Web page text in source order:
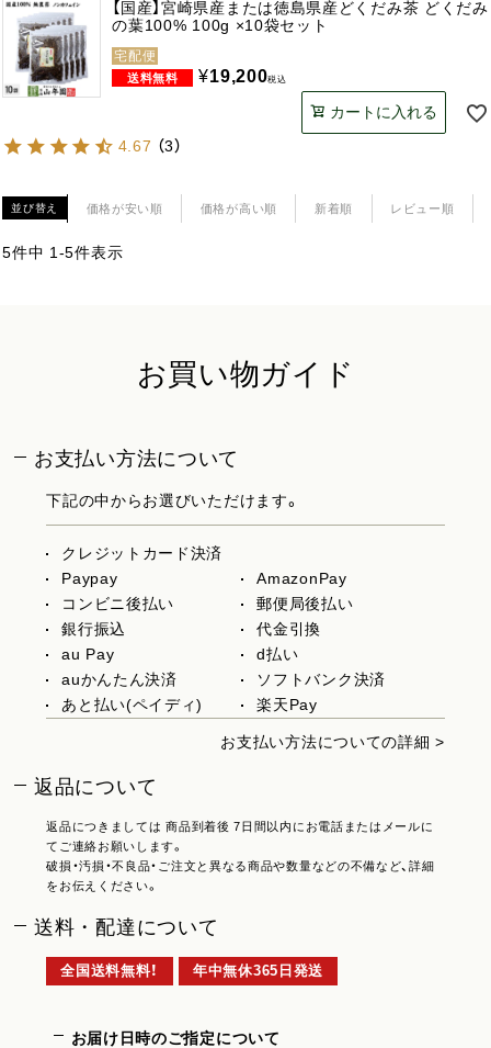
【国産】宮崎県産または徳島県産どくだみ茶 どくだみ
の葉100% 100g ×10袋セット
宅配便
¥19,200税込
カートに入れる
4.67 （3）
並び替え 価格が安い順 価格が高い順 新着順 レビュー順
5件中 1 -5件表示
お買い物ガイド
お支払い方法について
下記の中からお選びいただけます。
クレジットカード決済
Paypay
AmazonPay
コンビニ後払い
郵便局後払い
銀行振込
代金引換
au Pay
d払い
auかんたん決済
ソフトバンク決済
あと払い(ペイディ)
楽天Pay
お支払い方法についての詳細 >
返品について
返品につきましては 商品到着後 7日間以内にお電話またはメールに
てご連絡お願いします。
破損・汚損・不良品・ご注文と異なる商品や数量などの不備など、詳細
をお伝えください。
送料・配達について
全国送料無料！ 年中無休365日発送
お届け日時のご指定について